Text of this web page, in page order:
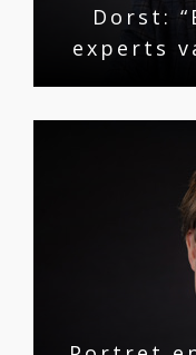
Dorst:
experts